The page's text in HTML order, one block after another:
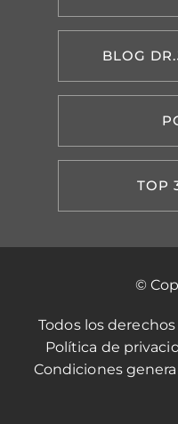
BLOG
TOP
©
Todos los derechos
Política de
Condiciones